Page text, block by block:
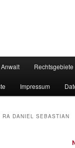
Anwalt Rechtsgebiete
Impressum
RA DANIEL SEBASTIAN